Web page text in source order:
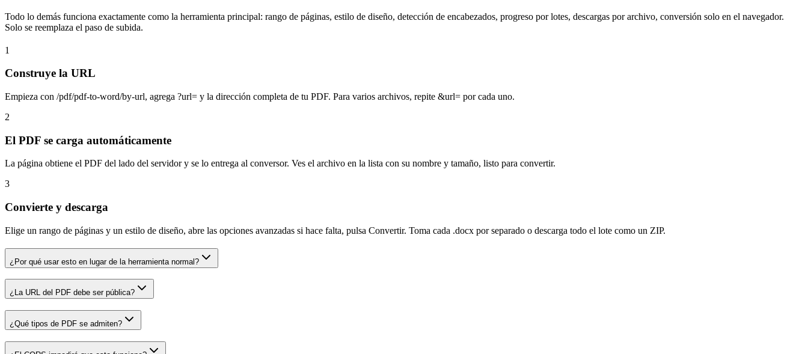
Todo lo demás funciona exactamente como la herramienta principal: rango de páginas, estilo de diseño, detección de encabezados, progreso por lotes, descargas por archivo, conversión solo en el navegador.
Solo se reemplaza el paso de subida.
1
Construye la URL
Empieza con /pdf/pdf-to-word/by-url, agrega ?url= y la dirección completa de tu PDF. Para varios archivos, repite &url= por cada uno.
2
El PDF se carga automáticamente
La página obtiene el PDF del lado del servidor y se lo entrega al conversor. Ves el archivo en la lista con su nombre y tamaño, listo para convertir.
3
Convierte y descarga
Elige un rango de páginas y un estilo de diseño, abre las opciones avanzadas si hace falta, pulsa Convertir. Toma cada .docx por separado o descarga todo el lote como un ZIP.
¿Por qué usar esto en lugar de la herramienta normal?
¿La URL del PDF debe ser pública?
¿Qué tipos de PDF se admiten?